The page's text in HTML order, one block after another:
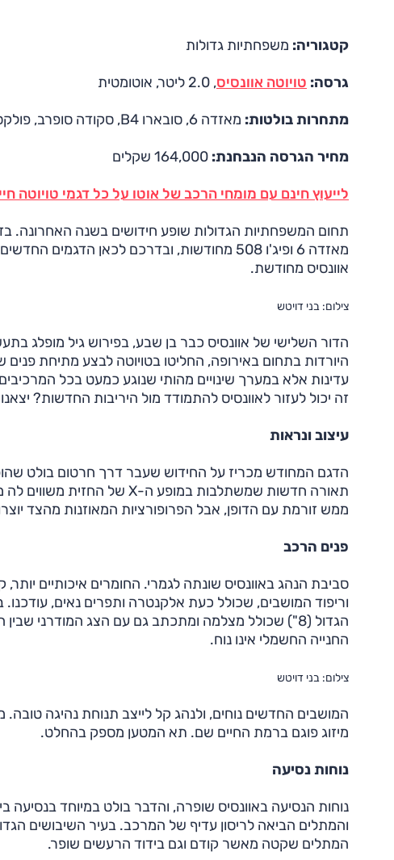
קטגוריה: משפחתיות גדולות
גרסה: טויוטה אוונסיס, 2.0 ליטר, אוטומטית
מתחרות בולטות: מאזדה 6, סובארו B4, סקודה סופרב, פולקסווגן פאסאט, פיג'ו 508
מחיר הגרסה הנבחנת: 164,000 שקלים
לייעוץ חינם עם מומחי הרכב של אוטו על כל דגמי טויוטה חייג ל-3262* או
מאזדה 6 ופיג'ו 508 מחודשות, ובדרכם לכאן
אוונסיס מחודשת.
צילום: בני דויטש
הדור השלישי של אוונסיס כבר בן שבע, בפירוש גיל מופלג
היורדות בתחום באירופה, החליטו בטויוטה לבצע מתיחת פנים
עדינות אלא במערך שינויים מהותי שנוגע כמעט בכל
זה יכול לעזור לאוונסיס להתמודד מול היריבות החדשות?
עיצוב ונראות
הדגם המחודש מכריז על החידוש שעבר דרך חרטום בולט
ממש זורמת עם הדופן, אבל הפרופורציות המאוזנות מהצד
פנים הרכב
סביבת הנהג באוונסיס שונתה לגמרי. החומרים איכותיים יותר,
הגדול (8") שכולל מצלמה ומתכתב גם עם הצג המודרני
החנייה החשמלי אינו נוח.
צילום: בני דויטש
המושבים החדשים נוחים, ולנהג קל לייצב תנוחת נהיגה
מיזוג פוגם ברמת החיים שם. תא המטען מספק בהחלט.
נוחות נסיעה
נוחות הנסיעה באוונסיס שופרה, והדבר בולט במיוחד
והמתלים הביאה לריסון עדיף של המרכב. בעיר השיבושים
המתלים שקטה מאשר קודם וגם בידוד הרעשים שופר.